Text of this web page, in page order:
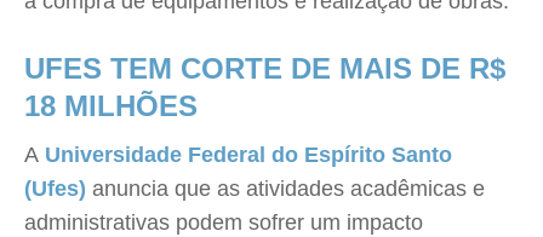
UFES TEM CORTE DE MAIS DE R$
18 MILHÕES
A Universidade Federal do Espírito Santo
(Ufes) anuncia que as atividades acadêmicas e
administrativas podem sofrer um impacto